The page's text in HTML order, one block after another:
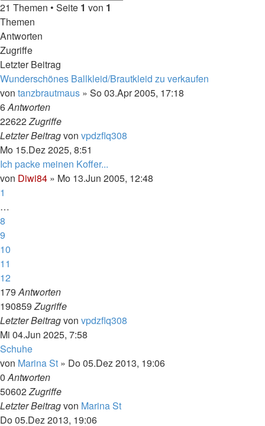
21 Themen • Seite 1 von 1
Themen
Antworten
Zugriffe
Letzter Beitrag
Wunderschönes Ballkleid/Brautkleid zu verkaufen
von tanzbrautmaus » So 03.Apr 2005, 17:18
6Antworten
22622Zugriffe
Letzter Beitragvon vpdzflq308
Mo 15.Dez 2025, 8:51
Ich packe meinen Koffer...
von Diwi84 » Mo 13.Jun 2005, 12:48
1
…
8
9
10
11
12
179Antworten
190859Zugriffe
Letzter Beitragvon vpdzflq308
Mi 04.Jun 2025, 7:58
Schuhe
von Marina St » Do 05.Dez 2013, 19:06
0Antworten
50602Zugriffe
Letzter Beitragvon Marina St
Do 05.Dez 2013, 19:06